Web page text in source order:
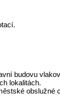
budovu
lokalitách.
obslužné